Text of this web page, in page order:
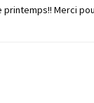
Merci